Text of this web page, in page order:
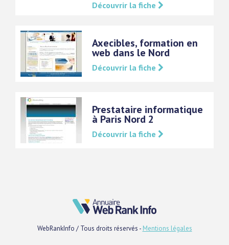
Découvrir la fiche
Axecibles, formation en
web dans le Nord
Découvrir la fiche
Prestataire informatique
à Paris Nord 2
Découvrir la fiche
WebRankInfo / Tous droits réservés - Mentions légales